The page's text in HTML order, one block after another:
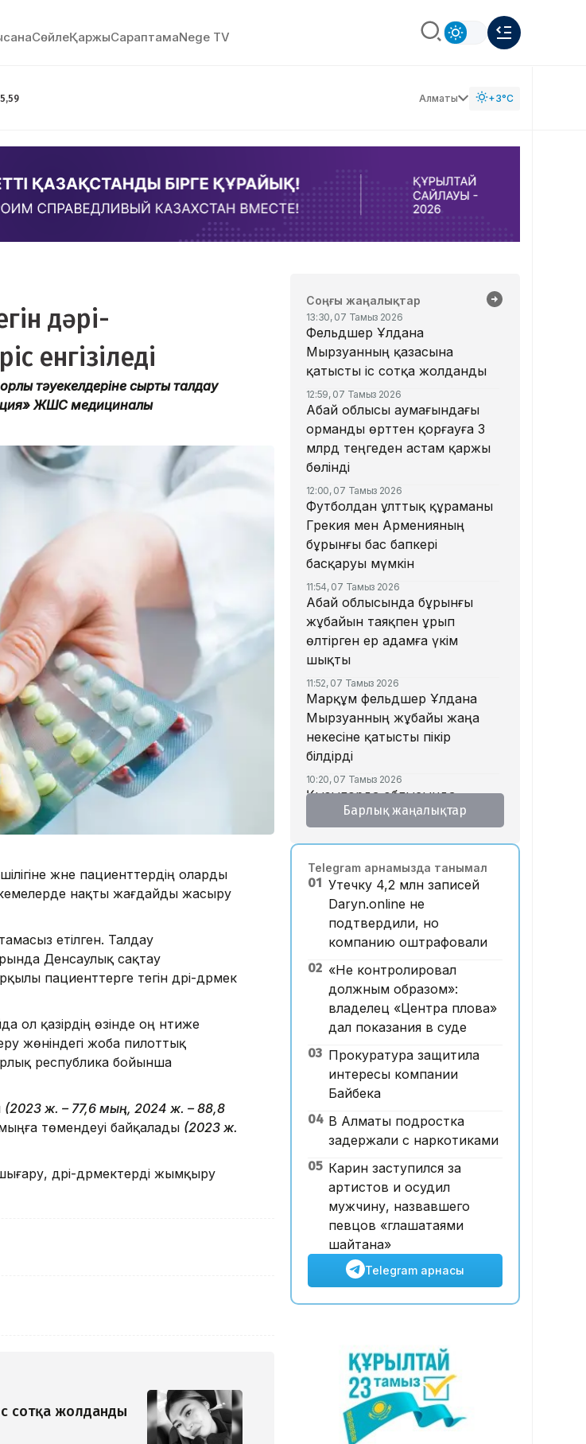
СөйлeҚаржыСараптамаNege TV
Алматы +3°C
дәрі-
енгізіледі
тәуекелдеріне сыртқы талдау
ЖШС медициналық
және пациенттердің оларды
нақты жағдайды жасыру
етілген. Талдау
Денсаулық сақтау
пациенттерге тегін дәрі-дәрмек
ол қазірдің өзінде оң нәтиже
жөніндегі жоба пилоттық
республика бойынша
(2023 ж. – 77,6 мың, 2024 ж. – 88,8
төмендеуі байқалады (2023 ж.
дәрі-дәрмектерді жымқыру
сотқа жолданды
Соңғы жаңалықтар
13:30, 07 Тамыз 2026
Фельдшер Ұлдана
Мырзуанның қазасына
қатысты іс сотқа жолданды
12:59, 07 Тамыз 2026
Абай облысы аумағындағы
орманды өрттен қорғауға 3
млрд теңгеден астам қаржы
бөлінді
12:00, 07 Тамыз 2026
Футболдан ұлттық құраманы
Грекия мен Арменияның
бұрынғы бас бапкері
басқаруы мүмкін
11:54, 07 Тамыз 2026
Абай облысында бұрынғы
жұбайын таяқпен ұрып
өлтірген ер адамға үкім
шықты
11:52, 07 Тамыз 2026
Марқұм фельдшер Ұлдана
Мырзуанның жұбайы жаңа
некесіне қатысты пікір
білдірді
10:20, 07 Тамыз 2026
Қызылорда облысында
заңсыз алтын өндірді деген
09:52, 07 Тамыз 2026
Қазақстан КҚК-ға жасалған
шабуылдар салдарынан
шамамен 700 млн доллар
табыстан қағылды – сарапшы
09:15, 07 Тамыз 2026
Щучинскіде 12 адамның
өліміне әкелген жарылыс:
дәмхана иесі сотта жауап
берді
Алматы прокуратурасы
журналист Алехованың
жазасын жеңілдетуді сұрады
19:56, 06 Тамыз 2026
Жамбыл облысының
тұрғындары «Әділет»
партиясының ауылды дамыту
бастамаларын қолдады
Барлық жаңалықтар
Telegram арнамызда танымал
01 Утечку 4,2 млн записей
Daryn.online не
подтвердили, но
компанию оштрафовали
02 «Не контролировал
должным образом»:
владелец «Центра плова»
дал показания в суде
03 Прокуратура защитила
интересы компании
Байбека
04 В Алматы подростка
задержали с наркотиками
05 Карин заступился за
артистов и осудил
мужчину, назвавшего
певцов «глашатаями
шайтана»
Telegram арнасы